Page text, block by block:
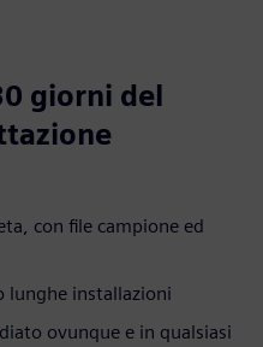
giorni del
con file campione ed
lunghe installazioni
ovunque e in qualsiasi